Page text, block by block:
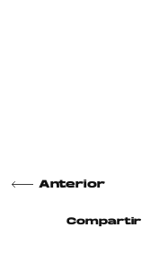
Anterior
Compartir